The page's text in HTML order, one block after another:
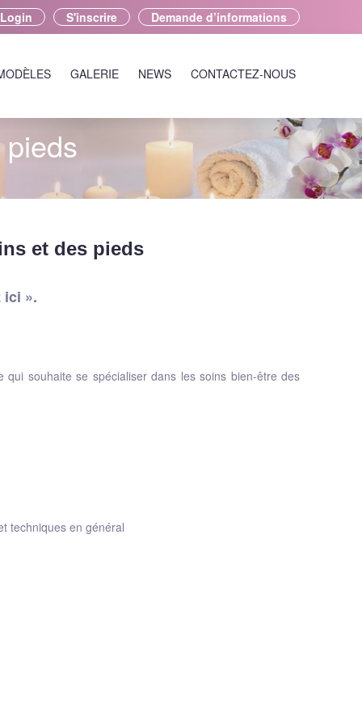
Demande d’informations
S'inscrire
Login
GALERIE NEWS CONTACTEZ-NOUS
et des pieds
ici ».
souhaite se spécialiser dans les soins bien-être des
techniques en général